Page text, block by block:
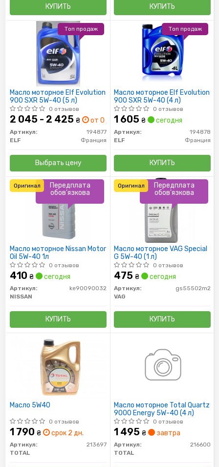
КУПИТЬ КУПИТЬ
Масло моторное Elf Evolution
900 SXR 5W-40 (5 л)
0 отзывов
2 045 - 2 425 ₴ от 0 дн.
Артикул:
194877
ELF
Франция
Выбрать цену
Топ продаж
Масло моторное Elf Evolution
900 SXR 5W-40 (4 л)
0 отзывов
1 605 ₴ сегодня
Артикул:
194878
ELF
Франция
КУПИТЬ
Топ продаж
Масло моторное Nissan Motor
Oil 5W-40 1л
0 отзывов
410 ₴ сегодня
Артикул:
ke90090032
NISSAN
КУПИТЬ
Передплата
обов'язкова
Оригинал
Масло моторное VAG Special
G 5W-40 (1 л)
0 отзывов
475 ₴ сегодня
Артикул:
gs55502m2
VAG
КУПИТЬ
Передплата
обов'язкова
Оригинал
Масло 5W40
0 отзывов
1 790 ₴ срок 2 дн.
Артикул:
213697
TOTAL
Масло моторное Total Quartz
9000 Energy 5W-40 (4 л)
0 отзывов
1 495 ₴ завтра
Артикул:
216600
TOTAL